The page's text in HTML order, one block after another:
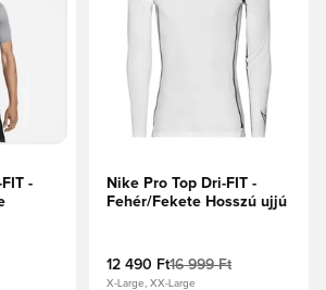
-
Nike Pro Top Dri-FIT -
Fehér/Fekete Hosszú ujjú
12 490 Ft16 999 Ft
X-Large, XX-Large